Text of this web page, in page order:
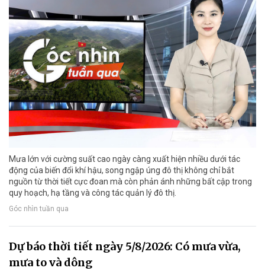
Mưa lớn với cường suất cao ngày càng xuất hiện nhiều dưới tác
động của biến đổi khí hậu, song ngập úng đô thị không chỉ bắt
nguồn từ thời tiết cực đoan mà còn phản ánh những bất cập trong
quy hoạch, hạ tầng và công tác quản lý đô thị.
Góc nhìn tuần qua
Dự báo thời tiết ngày 5/8/2026: Có mưa vừa,
mưa to và dông